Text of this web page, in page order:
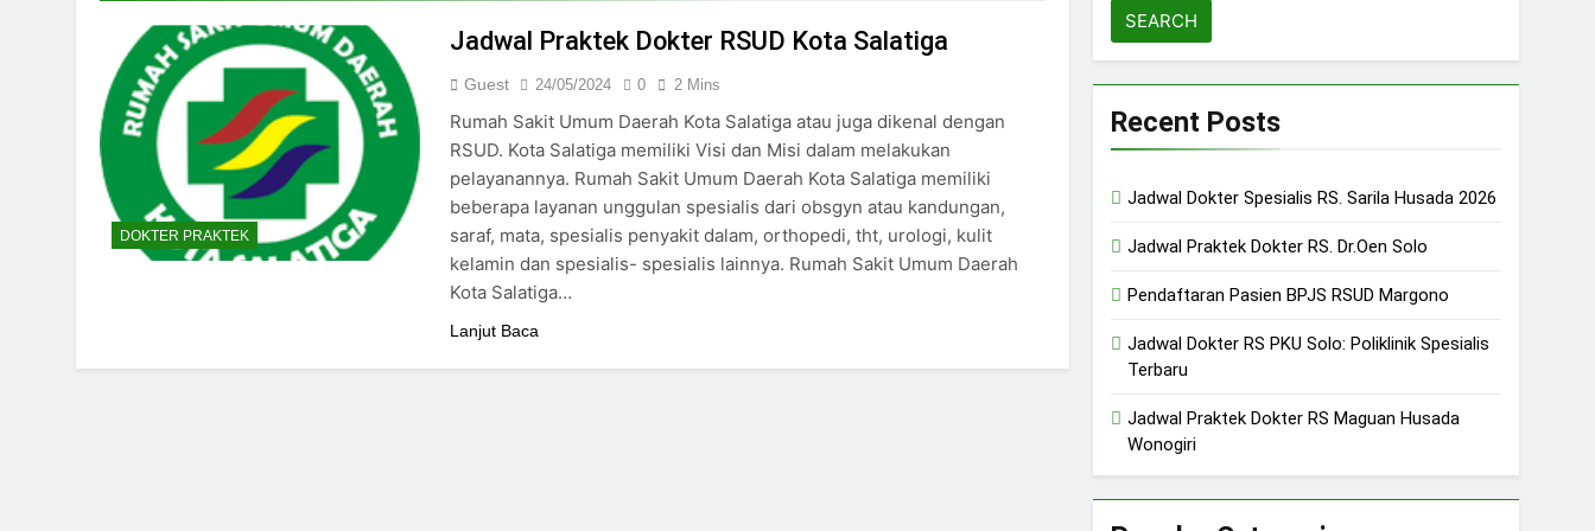
DOKTER PRAKTEK
Jadwal Praktek Dokter RSUD Kota Salatiga
Guest 24/05/2024 0 2 Mins
Rumah Sakit Umum Daerah Kota Salatiga atau juga dikenal dengan
RSUD. Kota Salatiga memiliki Visi dan Misi dalam melakukan
pelayanannya. Rumah Sakit Umum Daerah Kota Salatiga memiliki
beberapa layanan unggulan spesialis dari obsgyn atau kandungan,
saraf, mata, spesialis penyakit dalam, orthopedi, tht, urologi, kulit
kelamin dan spesialis- spesialis lainnya. Rumah Sakit Umum Daerah
Kota Salatiga…
Lanjut Baca
Recent Posts
Jadwal Dokter Spesialis RS. Sarila Husada 2026
Jadwal Praktek Dokter RS. Dr.Oen Solo
Pendaftaran Pasien BPJS RSUD Margono
Jadwal Dokter RS PKU Solo: Poliklinik Spesialis
Terbaru
Jadwal Praktek Dokter RS Maguan Husada
Wonogiri